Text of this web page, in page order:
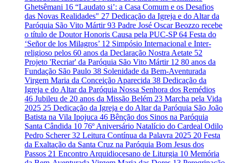
Ghetsêmani 16 “Laudato si’: a Casa Comum e os Desafios
das Novas Realidades" 27 Dedicação da Igreja e do Altar da
Paróquia São Vito Mártir93 Padre José Oscar Beozzo recebe
o título de Doutor Honoris Causa pela PUC-SP64 Festa do
‘Señor de los Milagros’ 12 Simpósio Internacional e Inter-
religioso pelos 60 anos da Declaração Nostra Aetate 52
Projeto 'Recriar' da Paróquia São Vito Mártir 12 80 anos da
Fundação São Paulo 38 Solenidade da Bem-Aventurada
Virgem Maria da Conceição Aparecida 38 Dedicação da
Igreja e do Altar da Paróquia Nossa Senhora dos Remédios
46 Jubileu de 20 anos da Missão Belém 23 Marcha pela Vida
2025 25 Dedicação da Igreja e do Altar da Paróquia São João
Batista na Vila Ipojuca 46 Bênção dos Sinos na Paróquia
Santa Cândida 10 76º Aniversário Natalício do Cardeal Odilo
Pedro Scherer32 Leitura Contínua da Palavra 2025 20 Festa
da Exaltação da Santa Cruz na Paróquia Bom Jesus dos
Passos 21 Encontro Arquidiocesano de Liturgia 10 Memória